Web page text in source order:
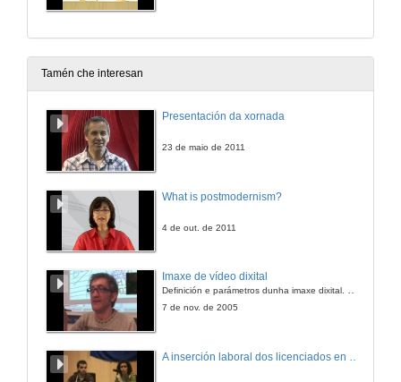
Tamén che interesan
Presentación da xornada
23 de maio de 2011
What is postmodernism?
4 de out. de 2011
Imaxe de vídeo dixital
7 de nov. de 2005